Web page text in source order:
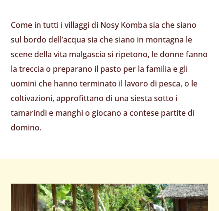
Come in tutti i villaggi di Nosy Komba sia che siano
sul bordo dell’acqua sia che siano in montagna le
scene della vita malgascia si ripetono, le donne fanno
la treccia o preparano il pasto per la familia e gli
uomini che hanno terminato il lavoro di pesca, o le
coltivazioni, approfittano di una siesta sotto i
tamarindi e manghi o giocano a contese partite di
domino.